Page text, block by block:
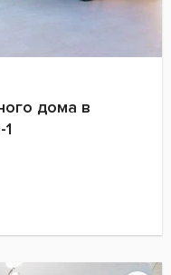
дома в